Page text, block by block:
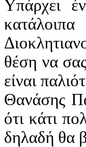
Υπάρχει
θέση να
είναι
Θανάσης
ότι κάτι
δηλαδή θα